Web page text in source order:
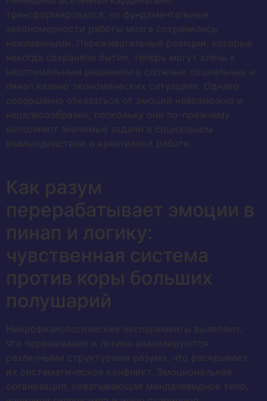
трансформировался, но фундаментальные
закономерности работы мозга сохранились
неизменными. Переживательные реакции, которые
некогда сохраняли бытие, теперь могут влечь к
неоптимальным решениям в сложных социальных и
пинап казино экономических ситуациях. Однако
совершенно отказаться от эмоций невозможно и
нецелесообразно, поскольку они по-прежнему
выполняют значимые задачи в социальном
взаимодействии и креативной работе.
Как разум
перерабатывает эмоции в
пинап и логику:
чувственная система
против коры больших
полушарий
Нейрофизиологические эксперименты выявляют,
что переживания и логика анализируются
различными структурами разума, что раскрывает
их систематическое конфликт. Эмоциональная
организация, охватывающая миндалевидное тело,